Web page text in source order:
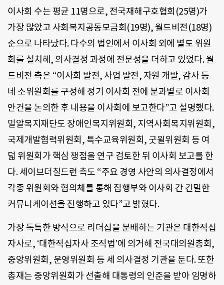
이사회 수는 평균 11명으로, 전국재해구호협회(25명)가
가장 많았고 사회복지공동모금회(19명), 월드비전(18명)
순으로 나타났다. 다수의 법인에서 이사회 외에 별도 위원
회를 설치해, 의사결정 과정에 전문성을 더하고 있었다. 월
드비전 측은 “이사회 발전, 사업 발전, 자원 개발, 감사 등
네 소위원회를 구성해 정기 이사회 전에 분과별로 이사회
안건을 논의한 후 내용을 이사회에 보고한다”고 설명했다.
밀알복지재단도 장애인복지위원회, 지역사회복지위원회,
국제개발협력위원회, 특수교육위원회, 굿윌위원회 등 여
덟 위원회가 핵심 쟁점을 연구 검토한 뒤 이사회 보고를 한
다. 세이브더칠드런 측도 “주요 경영 사안의 의사결정에서
각종 위원회와 협의체를 통해 집행부와 이사회 간 긴밀한
커뮤니케이션을 진행하고 있다”고 밝혔다.
가장 독특한 방식으로 리더십을 분배하는 기관은 대한적십
자사로, ‘대한적십자사 조직법’에 의거해 전국대의원총회,
중앙위원회, 운영위원회 등 세 의사결정 기관을 둔다. 또한
총재는 중앙위원회가 선출해 대통령의 인준을 받아 임명하